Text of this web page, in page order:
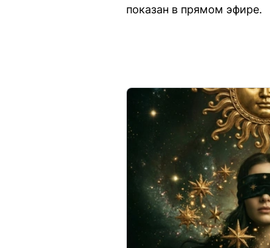
показан в прямом эфире.